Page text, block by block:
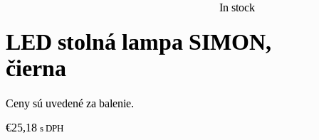
In stock
LED stolná lampa SIMON,
čierna
Ceny sú uvedené za balenie.
€25,18 s DPH